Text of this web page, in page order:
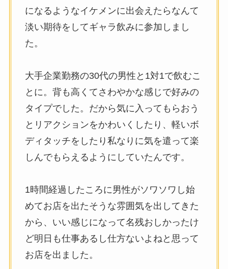
になるようなイケメンに出会えたらなんて
淡い期待をしてギャラ飲みに参加しまし
た。
大手企業勤務の30代の男性と1対1で飲むこ
とに。背も高くてさわやかな感じで好みの
タイプでした。だから気に入ってもらおう
とリアクションをかわいくしたり、軽いボ
ディタッチをしたり私なりに気を遣って楽
しんでもらえるようにしていたんです。
1時間経過したころに男性がソワソワし始
めてお店を出たそうな雰囲気を出してきた
から、いい感じになって名残おしかったけ
ど明日も仕事あるし仕方ないよねと思って
お店を出ました。